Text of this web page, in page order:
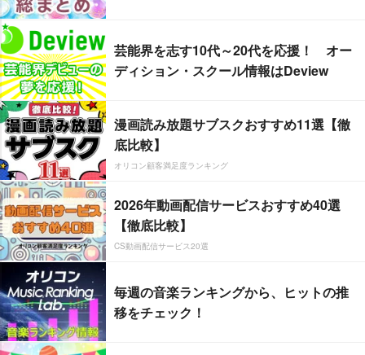
芸能界を志す10代～20代を応援！ オー
ディション・スクール情報はDeview
漫画読み放題サブスクおすすめ11選【徹
底比較】
オリコン顧客満足度ランキング
2026年動画配信サービスおすすめ40選
【徹底比較】
CS動画配信サービス20選
毎週の音楽ランキングから、ヒットの推
移をチェック！